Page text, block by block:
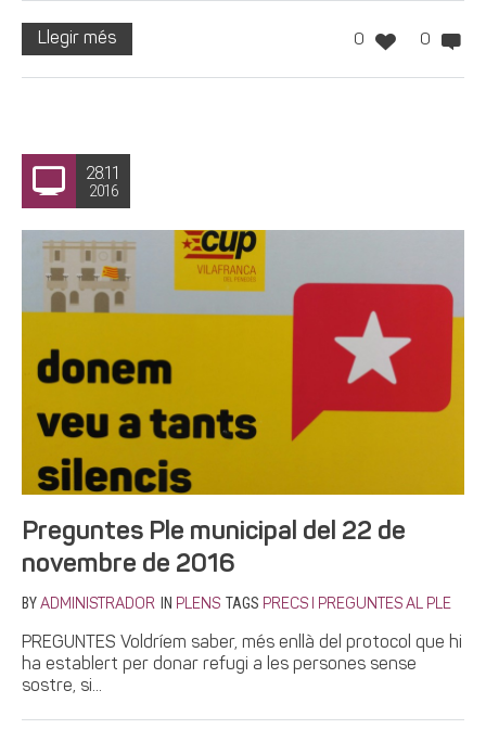
0 0
Llegir més
28.11
2016
Preguntes Ple municipal del 22 de
novembre de 2016
BY ADMINISTRADOR IN PLENS TAGS PRECS I PREGUNTES AL PLE
PREGUNTES Voldríem saber, més enllà del protocol que hi
ha establert per donar refugi a les persones sense
sostre, si...